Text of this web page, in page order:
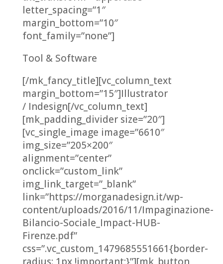
letter_spacing=”1″
margin_bottom=”10″
font_family=”none”]
Tool & Software
[/mk_fancy_title][vc_column_text
margin_bottom=”15″]Illustrator
/ Indesign[/vc_column_text]
[mk_padding_divider size=”20″]
[vc_single_image image=”6610″
img_size=”205×200″
alignment=”center”
onclick=”custom_link”
img_link_target=”_blank”
link=”https://morganadesign.it/wp-
content/uploads/2016/11/Impaginazione-
Bilancio-Sociale_Impact-HUB-
Firenze.pdf”
css=”.vc_custom_1479685551661{border-